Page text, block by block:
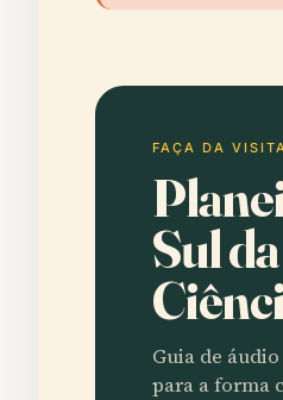
FAÇA DA
Sul
Guia de
para a forma